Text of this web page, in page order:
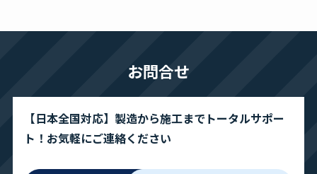
お問合せ
【日本全国対応】製造から施工までトータルサポー
ト！お気軽にご連絡ください